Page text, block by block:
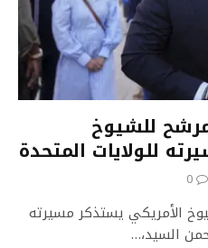
للشيوخ
للولايات المتحدة
0
الأمريكي يستذكر مسيرته
السيد،…